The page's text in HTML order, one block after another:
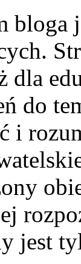
bloga
dla
do
i
jest